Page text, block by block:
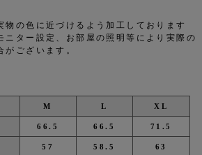
物の色に近づけるよう加工しております
ニター設定、お部屋の照明等により実際の
ございます。
M L XL
66.5 66.5 71.5
57 58.5 63